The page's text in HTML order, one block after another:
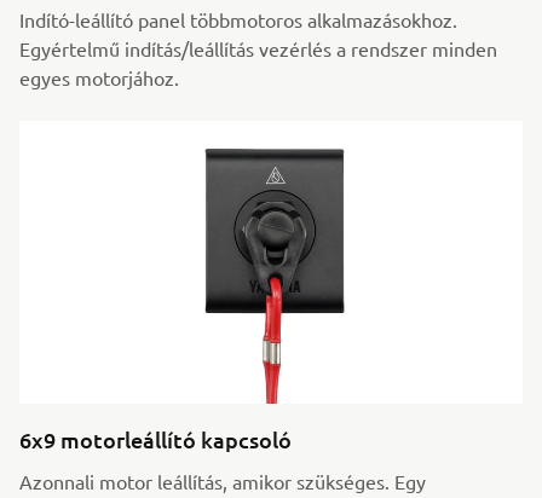
Indító-leállító panel többmotoros alkalmazásokhoz.
Egyértelmű indítás/leállítás vezérlés a rendszer minden
egyes motorjához.
6x9 motorleállító kapcsoló
Azonnali motor leállítás, amikor szükséges. Egy